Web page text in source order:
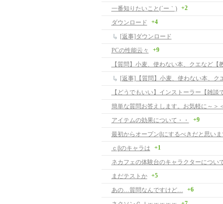
一番知りたいこと(´ー｀)
+2
ダウンロード +4
[返事]ダウンロード
PCの性能云々
+9
【質問】小麦、使わない本、クエなど【
【どうでもいい】インストーラー【雑談
簡単な質問お答えします。お気軽に～＞
アイテムの効果について・・
+9
最初からオープンβにするべきだと思いま
ｃβのキャラは
+1
ネカフェの体験台のキャラクターについ
まだテストか
+5
あの…質問なんですけど… +6